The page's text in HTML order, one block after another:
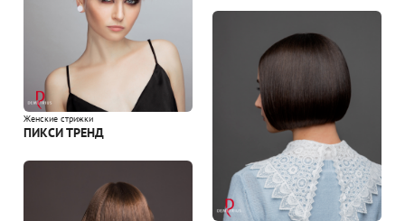
Женские стрижки
ПИКСИ ТРЕНД